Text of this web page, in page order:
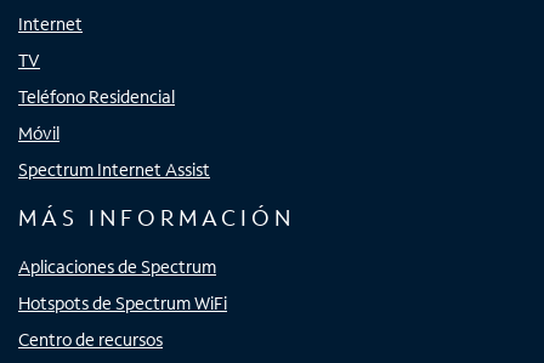
Internet
TV
Teléfono Residencial
Móvil
Spectrum Internet Assist
MÁS INFORMACIÓN
Aplicaciones de Spectrum
Hotspots de Spectrum WiFi
Centro de recursos